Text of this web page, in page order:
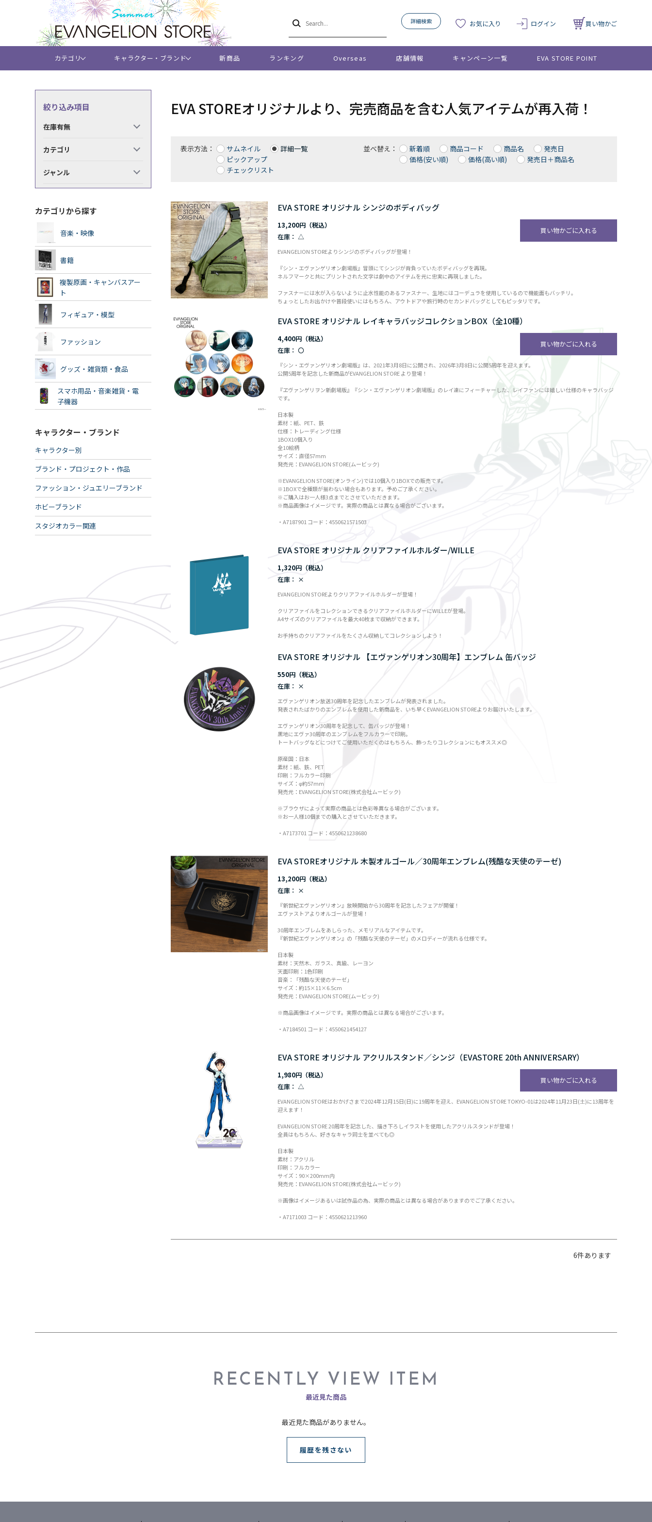
詳細検索 お気に入り ログイン 買い物かご
カテゴリ キャラクター・ブランド 新商品 ランキング Overseas 店舗情報 キャンペーン一覧 EVA STORE POINT
絞り込み項目
在庫有無
カテゴリ
ジャンル
カテゴリから探す
音楽・映像
書籍
複製原画・キャンバスアー
ト
フィギュア・模型
ファッション
グッズ・雑貨類・食品
スマホ用品・音楽雑貨・電
子機器
キャラクター・ブランド
キャラクター別
ブランド・プロジェクト・作品
ファッション・ジュエリーブランド
ホビーブランド
スタジオカラー関連
EVA STOREオリジナルより、完売商品を含む人気アイテムが再入荷！
表示方法： サムネイル
詳細一覧
ピックアップ
チェックリスト
並べ替え： 新着順 商品コード 商品名
発売日
価格(安い順)
価格(高い順) 発売日＋商品名
EVA STORE オリジナル シンジのボディバッグ
13,200円
在庫： △
買い物かごに入れる
EVANGELION STOREよりシンジのボディバッグが登場！
『シン・エヴァンゲリオン劇場版』冒頭にてシンジが背負っていたボディバッグを再現。
ネルフマークと共にプリントされた文字は劇中のアイテムを元に忠実に再現しました。
ファスナーには水が入らないように止水性能のあるファスナー、生地にはコーデュラを使用しているので機能面もバッチリ。
ちょっとしたお出かけや普段使いにはもちろん、アウトドアや旅行時のセカンドバッグとしてもピッタリです。
EVA STORE オリジナル レイキャラバッジコレクションBOX（全10種）
4,400円
在庫： 〇
買い物かごに入れる
『シン・エヴァンゲリオン劇場版』は、2021年3月8日に公開され、2026年3月8日に公開5周年を迎えます。
公開5周年を記念した新商品がEVANGELION STORE より登場！
『ヱヴァンゲリヲン新劇場版』『シン・エヴァンゲリオン劇場版』のレイ達にフィーチャーした、レイファンには嬉しい仕様のキャラバッジ
です。
日本製
素材：紙、PET、鉄
仕様：トレーディング仕様
1BOX10個入り
全10絵柄
サイズ：直径57mm
発売元：EVANGELION STORE(ムービック)
※EVANGELION STORE(オンライン)では10個入り1BOXでの販売です。
※1BOXで全種類が揃わない場合もあります。予めご了承ください。
※ご購入はお一人様3点までとさせていただきます。
※商品画像はイメージです。実際の商品とは異なる場合がございます。
・A7187901 コード：4550621571503
EVA STORE オリジナル クリアファイルホルダー/WILLE
1,320円
在庫： ×
EVANGELION STOREよりクリアファイルホルダーが登場！
クリアファイルをコレクションできるクリアファイルホルダーにWILLEが登場。
A4サイズのクリアファイルを最大40枚まで収納ができます。
お手持ちのクリアファイルをたくさん収納してコレクションしよう！
EVA STORE オリジナル 【エヴァンゲリオン30周年】エンブレム 缶バッジ
550円
在庫： ×
エヴァンゲリオン放送30周年を記念したエンブレムが発表されました。
発表されたばかりのエンブレムを使用した新商品を、いち早くEVANGELION STOREよりお届けいたします。
エヴァンゲリオン30周年を記念して、缶バッジが登場！
黒地にエヴァ30周年のエンブレムをフルカラーで印刷。
トートバッグなどにつけてご使用いただくのはもちろん、飾ったりコレクションにもオススメ◎
原産国：日本
素材：紙、鉄、PET
印刷：フルカラー印刷
サイズ：φ約57mm
発売元：EVANGELION STORE(株式会社ムービック)
※ブラウザによって実際の商品とは色彩等異なる場合がございます。
※お一人様10個までの購入とさせていただきます。
・A7173701 コード：4550621238680
EVA STOREオリジナル 木製オルゴール／30周年エンブレム(残酷な天使のテーゼ)
13,200円
在庫： ×
『新世紀エヴァンゲリオン』放映開始から30周年を記念したフェアが開催！
エヴァストアよりオルゴールが登場！
30周年エンブレムをあしらった、メモリアルなアイテムです。
『新世紀エヴァンゲリオン』の「残酷な天使のテーゼ」のメロディーが流れる仕様です。
日本製
素材：天然木、ガラス、真鍮、レーヨン
天面印刷：1色印刷
音楽：「残酷な天使のテーゼ」
サイズ：約15×11×6.5cm
発売元：EVANGELION STORE(ムービック)
※商品画像はイメージです。実際の商品とは異なる場合がございます。
・A7184501 コード：4550621454127
EVA STORE オリジナル アクリルスタンド／シンジ（EVASTORE 20th ANNIVERSARY）
1,980円
在庫： △
買い物かごに入れる
EVANGELION STOREはおかげさまで2024年12月15日(日)に19周年を迎え、EVANGELION STORE TOKYO-01は2024年11月23日(土)に13周年を
迎えます！
EVANGELION STORE 20周年を記念した、描き下ろしイラストを使用したアクリルスタンドが登場！
全員はもちろん、好きなキャラ同士を並べても◎
日本製
素材：アクリル
印刷：フルカラー
サイズ：90×200mm内
発売元：EVANGELION STORE(株式会社ムービック)
※画像はイメージあるいは試作品の為、実際の商品とは異なる場合がありますのでご了承ください。
・A7171003 コード：4550621213960
6件あります
RECENTLY VIEW ITEM
最近見た商品
最近見た商品がありません。
履歴を残さない